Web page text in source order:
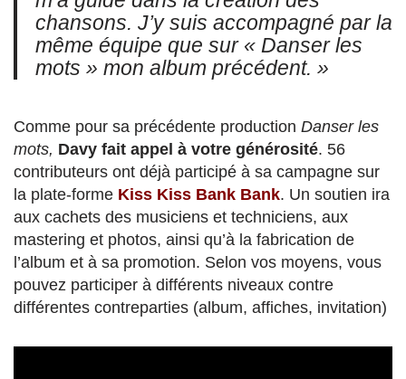
chansons. J’y suis accompagné par la
même équipe que sur « Danser les
mots » mon album précédent. »
Comme pour sa précédente production Danser les
mots, Davy fait appel à votre générosité. 56
contributeurs ont déjà participé à sa campagne sur
la plate-forme Kiss Kiss Bank Bank. Un soutien ira
aux cachets des musiciens et techniciens, aux
mastering et photos, ainsi qu’à la fabrication de
l’album et à sa promotion. Selon vos moyens, vous
pouvez participer à différents niveaux contre
différentes contreparties (album, affiches, invitation)